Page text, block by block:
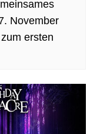
November
ersten